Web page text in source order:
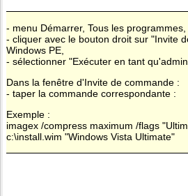
- menu Démarrer, Tous les programmes,
- cliquer avec le bouton droit sur "Invite
Windows PE,
- sélectionner "Exécuter en tant
Dans la fenêtre d'Invite de commande :
- taper la commande correspondante :
Exemple :
imagex /compress maximum /flags
c:\install.wim "Windows Vista Ultimate"